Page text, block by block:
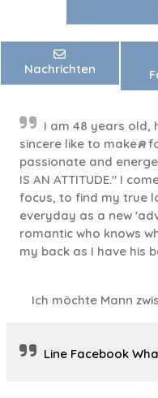
Nachrichten
I am 48 years old,
sincere like to makeค
passionate and
IS AN ATTITUDE." I
focus, to find my true
everyday as a new
romantic who knows
my back as I have his
Ich möchte Mann
Line Facebook